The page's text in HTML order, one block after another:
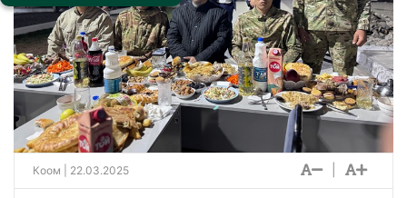
Коом | 22.03.2025